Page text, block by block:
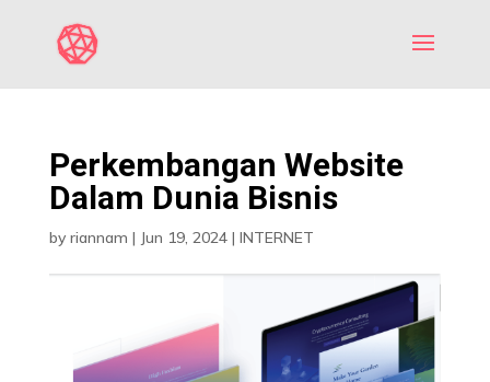
Perkembangan Website
Dalam Dunia Bisnis
by riannam | Jun 19, 2024| INTERNET